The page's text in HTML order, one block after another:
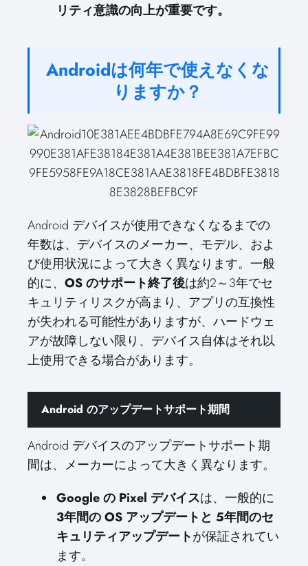
リティ意識の向上が重要です。
Androidは何年で使えなくな
りますか？
Android デバイスが使用できなくなるまでの
年数は、デバイスのメーカー、モデル、およ
び使用状況によって大きく異なります。一般
的に、 OS のサポート終了後は約2～3年でセ
キュリティリスクが高まり、アプリの互換性
が失われる可能性がありますが、ハードウェ
アが故障しない限り、デバイス自体はそれ以
上使用できる場合があります。
Android のアップデートサポート期間
Android デバイスのアップデートサポート期
間は、メーカーによって大きく異なります。
Google の Pixel デバイスは、一般的に
3年間の OS アップデートと 5年間のセ
キュリティアップデートが保証されてい
ます。